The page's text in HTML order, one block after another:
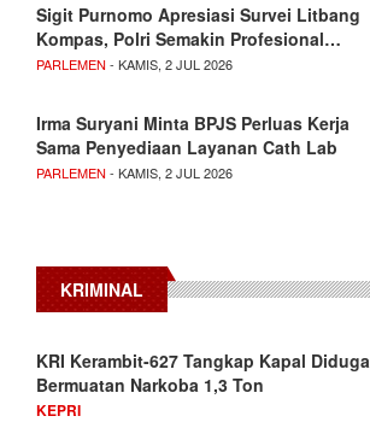
Sigit Purnomo Apresiasi Survei Litbang
Kompas, Polri Semakin Profesional…
PARLEMEN - KAMIS, 2 JUL 2026
Irma Suryani Minta BPJS Perluas Kerja
Sama Penyediaan Layanan Cath Lab
PARLEMEN - KAMIS, 2 JUL 2026
KRIMINAL
KRI Kerambit-627 Tangkap Kapal Diduga
Bermuatan Narkoba 1,3 Ton
KEPRI